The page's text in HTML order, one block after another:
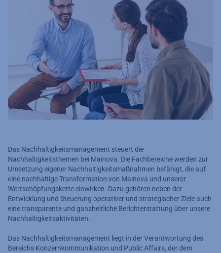
Das Nachhaltigkeitsmanagement steuert die
Nachhaltigkeitsthemen bei Mainova. Die Fachbereiche werden zur
Umsetzung eigener Nachhaltigkeitsmaßnahmen befähigt, die auf
eine nachhaltige Transformation von Mainova und unserer
Wertschöpfungskette einwirken. Dazu gehören neben der
Entwicklung und Steuerung operativer und strategischer Ziele auch
eine transparente und ganzheitliche Berichterstattung über unsere
Nachhaltigkeitsaktivitäten.
Das Nachhaltigkeitsmanagement liegt in der Verantwortung des
Bereichs Konzernkommunikation und Public Affairs, der dem